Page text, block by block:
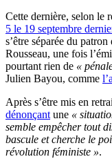
Cette dernière, selon le
5 le 19 septembre
s’être séparée du
Rousseau, une fois
pourtant rien de «
Julien Bayou, comme
Après s’être mis en
dénonçant une «
semble empêcher tout
bascule et cherche le
révolution féministe ».